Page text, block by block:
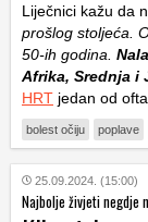
Liječnici kažu da
prošlog stoljeća.
50-ih godina.
Afrika, Srednja i
HRT jedan od
bolest očiju poplave
25.09.2024. (15:00)
Najbolje živjeti negdje